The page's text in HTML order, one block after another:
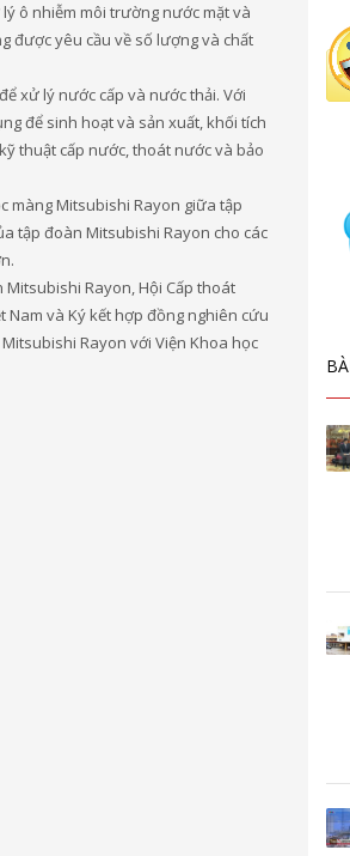
ô nhiễm môi trường nước mặt và
được yêu cầu về số lượng và chất
xử lý nước cấp và nước thải. Với
để sinh hoạt và sản xuất, khối tích
thuật cấp nước, thoát nước và bảo
màng Mitsubishi Rayon giữa tập
tập đoàn Mitsubishi Rayon cho các
Rayon, Hội Cấp thoát
Nam và Ký kết hợp đồng nghiên cứu
Rayon với Viện Khoa học